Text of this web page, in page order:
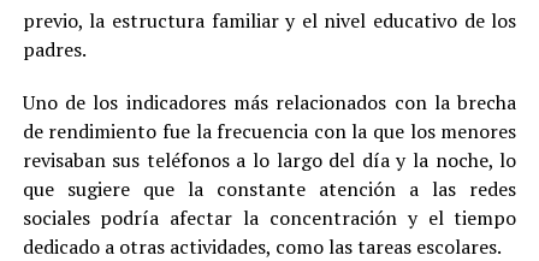
previo, la estructura familiar y el nivel educativo de los
padres.
Uno de los indicadores más relacionados con la brecha
de rendimiento fue la frecuencia con la que los menores
revisaban sus teléfonos a lo largo del día y la noche, lo
que sugiere que la constante atención a las redes
sociales podría afectar la concentración y el tiempo
dedicado a otras actividades, como las tareas escolares.